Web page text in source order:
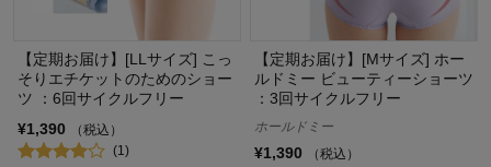
【定期お届け】[LLサイズ] こっ
そりエチケットのためのショー
ツ ：6回サイクルフリー
¥1,390
（税込）
(1)
【定期お届け】[Mサイズ] ホー
ルドミー ビューティーショーツ
：3回サイクルフリー
ホールドミー
¥1,390 （税込）